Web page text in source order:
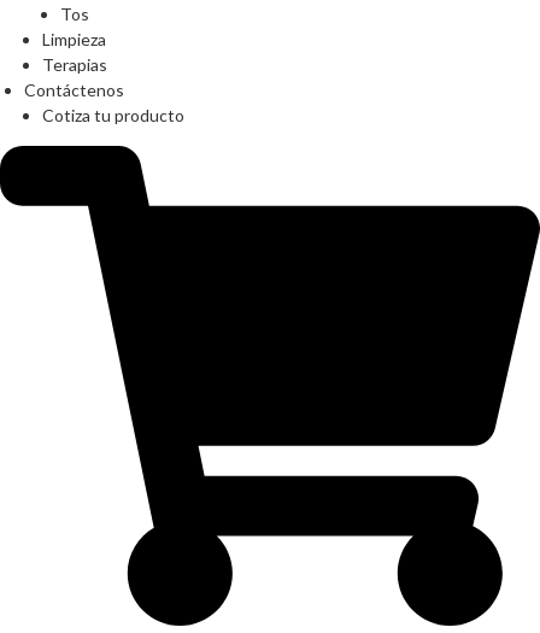
Tos
Limpieza
Terapias
Contáctenos
Cotiza tu producto